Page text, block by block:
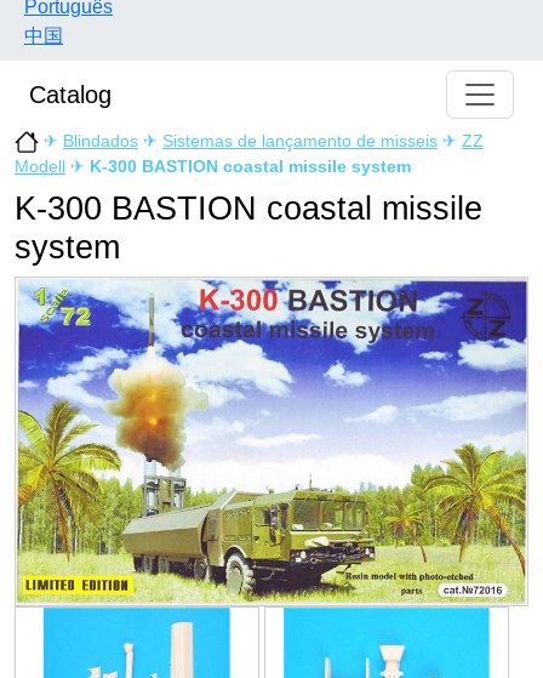
Português
中国
Catalog
✈ Blindados ✈ Sistemas de lançamento de misseis ✈ ZZ
Modell ✈ K-300 BASTION coastal missile system
K-300 BASTION coastal missile
system